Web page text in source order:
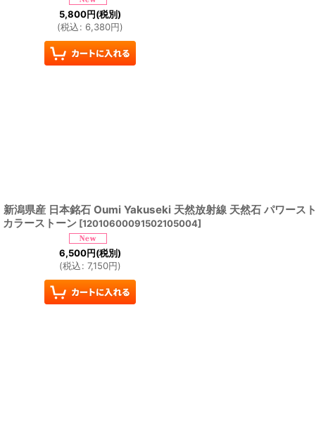
5,800円(税別)
(税込: 6,380円)
潟県産 日本銘石 Oumi Yakuseki 天然放射線 天然石 パワースト
カラーストーン [12010600091502105004]
6,500円(税別)
(税込: 7,150円)